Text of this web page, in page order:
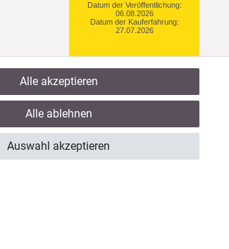
Datum der Veröffentlichung:
05.08.2026
Datum der Kauferfahrung:
29.07.2026
922 Bewertungen
Alle akzeptieren
Alle ablehnen
Auswahl akzeptieren